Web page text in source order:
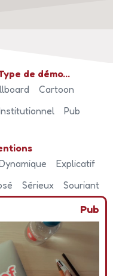
de démo…
Cartoon
Pub
Explicatif
Sérieux Souriant
Pub